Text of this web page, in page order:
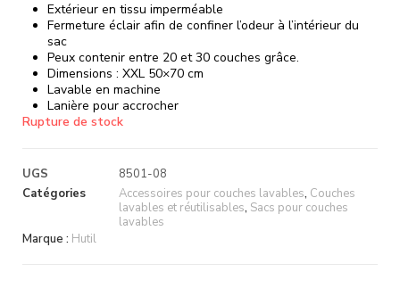
Extérieur en tissu imperméable
Fermeture éclair afin de confiner l’odeur à l’intérieur du
sac
Peux contenir entre 20 et 30 couches grâce.
Dimensions : XXL 50×70 cm
Lavable en machine
Lanière pour accrocher
Rupture de stock
UGS
8501-08
Catégories
Accessoires pour couches lavables, Couches
lavables et réutilisables, Sacs pour couches
lavables
Marque : Hutil